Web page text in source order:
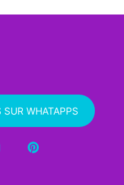
WHATAPPS